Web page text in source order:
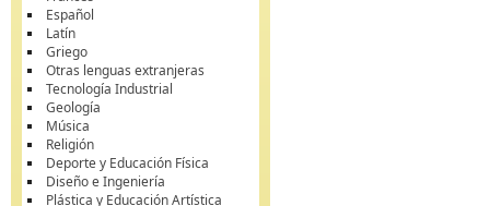
Español
Latín
Griego
Otras lenguas extranjeras
Tecnología Industrial
Geología
Música
Religión
Deporte y Educación Física
Diseño e Ingeniería
Plástica y Educación Artística